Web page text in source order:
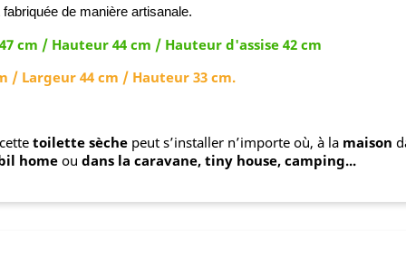
de manière artisanale.
cm / Hauteur 44 cm / Hauteur d'assise 42 cm
/ Largeur 44 cm / Hauteur 33 cm.
toilette sèche peut s’installer n’importe où, à la maison
home ou dans la caravane, tiny house, camping...